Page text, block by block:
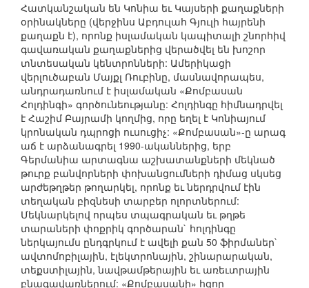
Հատկանշական են Կոնիա եւ Կայսերի քաղաքների
օրինակները (վերջինս Աբդուլահ Գյուլի հայրենի
քաղաքն է), որոնք իսլամական կապիտալի շնորհիվ
գավառական քաղաքներից վերածվել են խոշոր
տնտեսական կենտրոնների: Ամերիկացի
վերլուծաբան Մայքլ Ռուբինը, մասնավորապես,
անդրադառնում է իսլամական «Քոմբասան
Հոլդինգի» գործունեությանը: Հոլդինգը հիմնադրվել
է Հաշիմ Բայրամի կողմից, որը եղել է Կոնիայում
կրոնական դպրոցի ուսուցիչ: «Քոմբասան»-ը արագ
աճ է արձանագրել 1990-ականներից, երբ
Գերմանիա արտագնա աշխատանքների մեկնած
թուրք բանվորների փոխանցումների դիմաց սկսեց
արժեթղթեր թողարկել, որոնք եւ ներդրվում էին
տեղական բիզնեսի տարբեր ոլորտներում:
Մեկնարկելով որպես տպագրական եւ թղթե
տարաների փոքրիկ գործարան` հոլդինգը
ներկայումս ընդգրկում է ավելի քան 50 ֆիրմաներ`
ավտոմոբիլային, էլեկտրոնային, շինարարական,
տեքստիլային, նավթամթերային եւ առեւտրային
բնագավառներում: «Քոմբասանի» հզոր